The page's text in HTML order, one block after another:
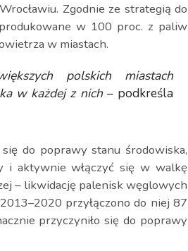
Zgodnie ze strategią do
w 100 proc. z paliw
w miastach.
polskich miastach
w każdej z nich – podkreśla
do poprawy stanu środowiska,
i aktywnie włączyć się w walkę
– likwidację palenisk węglowych
przyłączono do niej 87
przyczyniło się do poprawy